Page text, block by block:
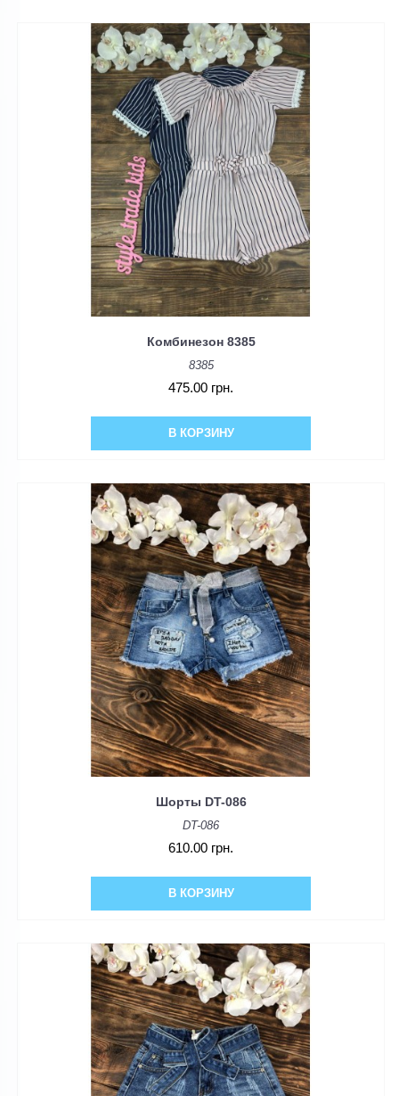
Комбинезон 8385
8385
475.00 грн.
В КОРЗИНУ
Шорты DT-086
DT-086
610.00 грн.
В КОРЗИНУ